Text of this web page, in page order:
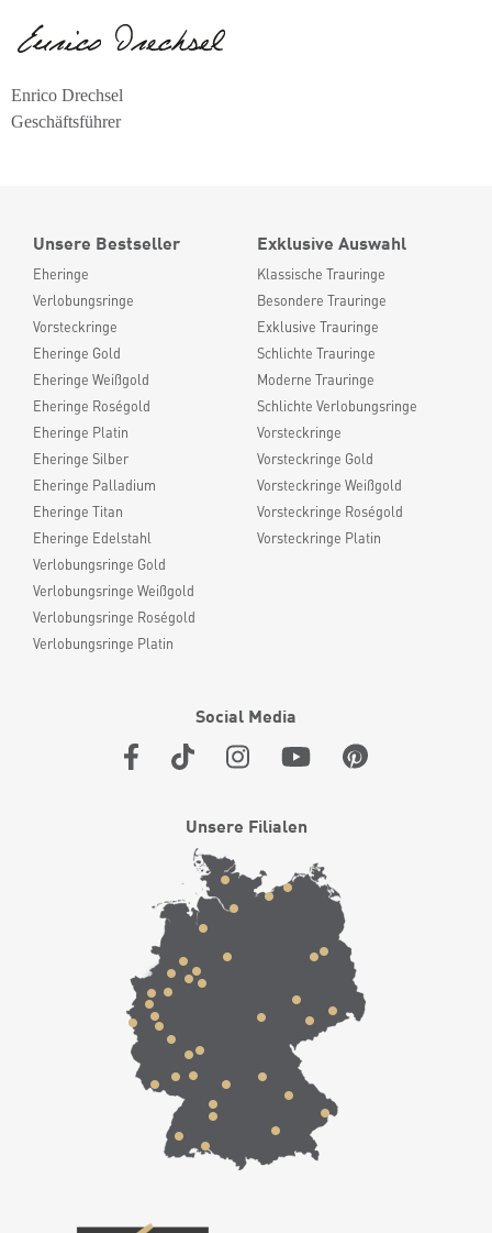
Enrico Drechsel
Geschäftsführer
Unsere Bestseller
Eheringe
Verlobungsringe
Vorsteckringe
Eheringe Gold
Eheringe Weißgold
Eheringe Roségold
Eheringe Platin
Eheringe Silber
Eheringe Palladium
Eheringe Titan
Eheringe Edelstahl
Verlobungsringe Gold
Verlobungsringe Weißgold
Verlobungsringe Roségold
Verlobungsringe Platin
Exklusive Auswahl
Klassische Trauringe
Besondere Trauringe
Exklusive Trauringe
Schlichte Trauringe
Moderne Trauringe
Schlichte Verlobungsringe
Vorsteckringe
Vorsteckringe Gold
Vorsteckringe Weißgold
Vorsteckringe Roségold
Vorsteckringe Platin
Social Media
Unsere Filialen